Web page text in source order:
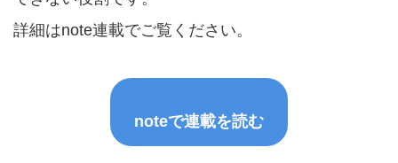
詳細はnote連載でご覧ください。
noteで連載を読む